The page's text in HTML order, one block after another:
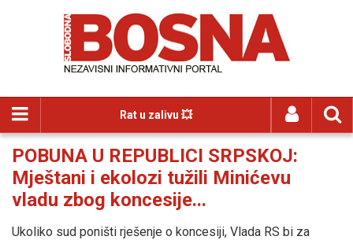
Rat u zalivu 💥
POBUNA U REPUBLICI SRPSKOJ:
Mještani i ekolozi tužili Minićevu
vladu zbog koncesije...
Ukoliko sud poništi rješenje o koncesiji, Vlada RS bi za